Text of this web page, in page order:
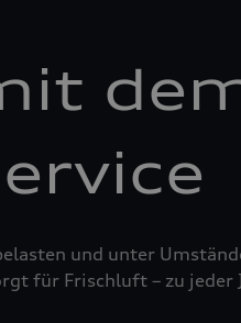
und unter
für Frischluft – zu jeder